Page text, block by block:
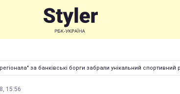
за банківські борги забрали унікальний спортивний
15:56